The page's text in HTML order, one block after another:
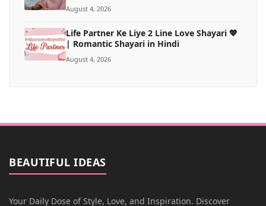
August 4, 2026
Life Partner Ke Liye 2 Line Love Shayari 💖
| Romantic Shayari in Hindi
August 4, 2026
BEAUTIFUL IDEAS
Your Daily Dose of Style, Love, and Inspiration. Discover